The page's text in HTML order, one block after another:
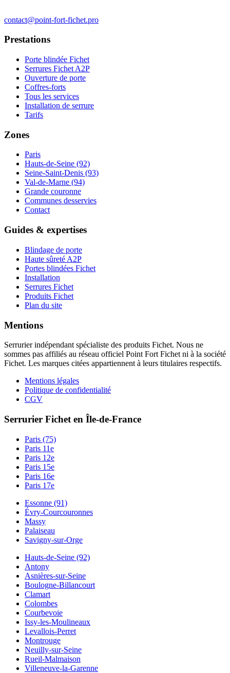
contact@point-fort-fichet.pro
Prestations
Porte blindée Fichet
Serrures Fichet A2P
Ouverture de porte
Coffres-forts
Tous les services
Installation de serrure
Tarifs
Zones
Paris
Hauts-de-Seine (92)
Seine-Saint-Denis (93)
Val-de-Marne (94)
Grande couronne
Communes desservies
Contact
Guides & expertises
Blindage de porte
Haute sûreté A2P
Portes blindées Fichet
Installation
Serrures Fichet
Produits Fichet
Plan du site
Mentions
Serrurier indépendant spécialiste des produits Fichet. Nous ne
sommes pas affiliés au réseau officiel Point Fort Fichet ni à la société
Fichet. Les marques citées appartiennent à leurs titulaires respectifs.
Mentions légales
Politique de confidentialité
CGV
Serrurier Fichet en Île-de-France
Paris (75)
Paris 11e
Paris 12e
Paris 15e
Paris 16e
Paris 17e
Essonne (91)
Évry-Courcouronnes
Massy
Palaiseau
Savigny-sur-Orge
Hauts-de-Seine (92)
Antony
Asnières-sur-Seine
Boulogne-Billancourt
Clamart
Colombes
Courbevoie
Issy-les-Moulineaux
Levallois-Perret
Montrouge
Neuilly-sur-Seine
Rueil-Malmaison
Villeneuve-la-Garenne